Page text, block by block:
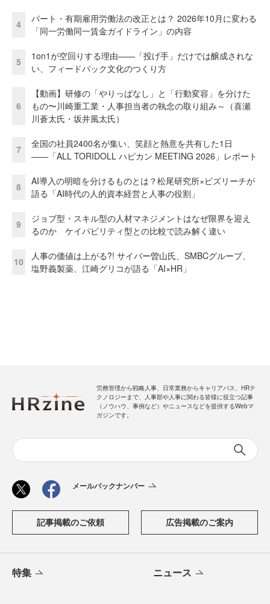
4
パート・有期雇用労働法の改正とは？ 2026年10月に変わる
「同一労働同一賃金ガイドライン」の内容
5
1on1が空回りする理由——「投げ手」だけでは醸成されな
い、フィードバック文化のつくり方
6
【動画】研修の「やりっぱなし」と「行動変容」を分けた
もの〜川崎重工業・人事担当者の執念の取り組み～（喜瀬
川蒼太氏・坂井風太氏）
7
全国の社員2400名が集い、笑顔と熱意を共有した1日
――「ALL TORIDOLL ハピカン MEETING 2026」レポート
8
AI導入の明暗を分けるものとは？松尾研究所×ビズリーチが
語る「AI時代の人的資本経営と人事の役割」
9
ジョブ型・スキル型の人材マネジメントはなぜ限界を迎え
るのか ケイパビリティ型との比較で読み解く違い
10
人事の価値は上がる?! サイバー曽山氏、SMBCグループ、
塩野義製薬、江崎グリコが語る「AI×HR」
労務管理から戦略人事、日常業務からキャリアパス、HRテ
クノロジーまで、人事部や人事に関わる皆様に役立つ記事
（ノウハウ、事例など）やニュースなどを提供するWebマ
ガジンです。
メールバックナンバー
記事掲載のご依頼 広告掲載のご案内
特集 ニュース